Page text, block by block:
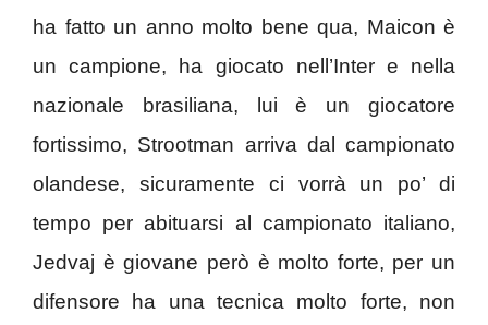
ha fatto un anno molto bene qua, Maicon è
un campione, ha giocato nell’Inter e nella
nazionale brasiliana, lui è un giocatore
fortissimo, Strootman arriva dal campionato
olandese, sicuramente ci vorrà un po’ di
tempo per abituarsi al campionato italiano,
Jedvaj è giovane però è molto forte, per un
difensore ha una tecnica molto forte, non